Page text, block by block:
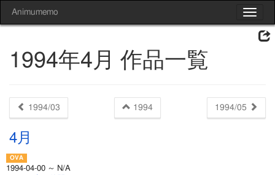
Toggle
Animumemo
1994年4月 作品一覧
1994/03 1994 1994/05
4月
1994-04-00 ～ N/A